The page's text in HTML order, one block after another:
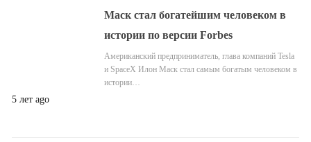
Маск стал богатейшим человеком в
истории по версии Forbes
Американский предприниматель, глава компаний Tesla
и SpaceX Илон Маск стал самым богатым человеком в
истории…
5 лет ago